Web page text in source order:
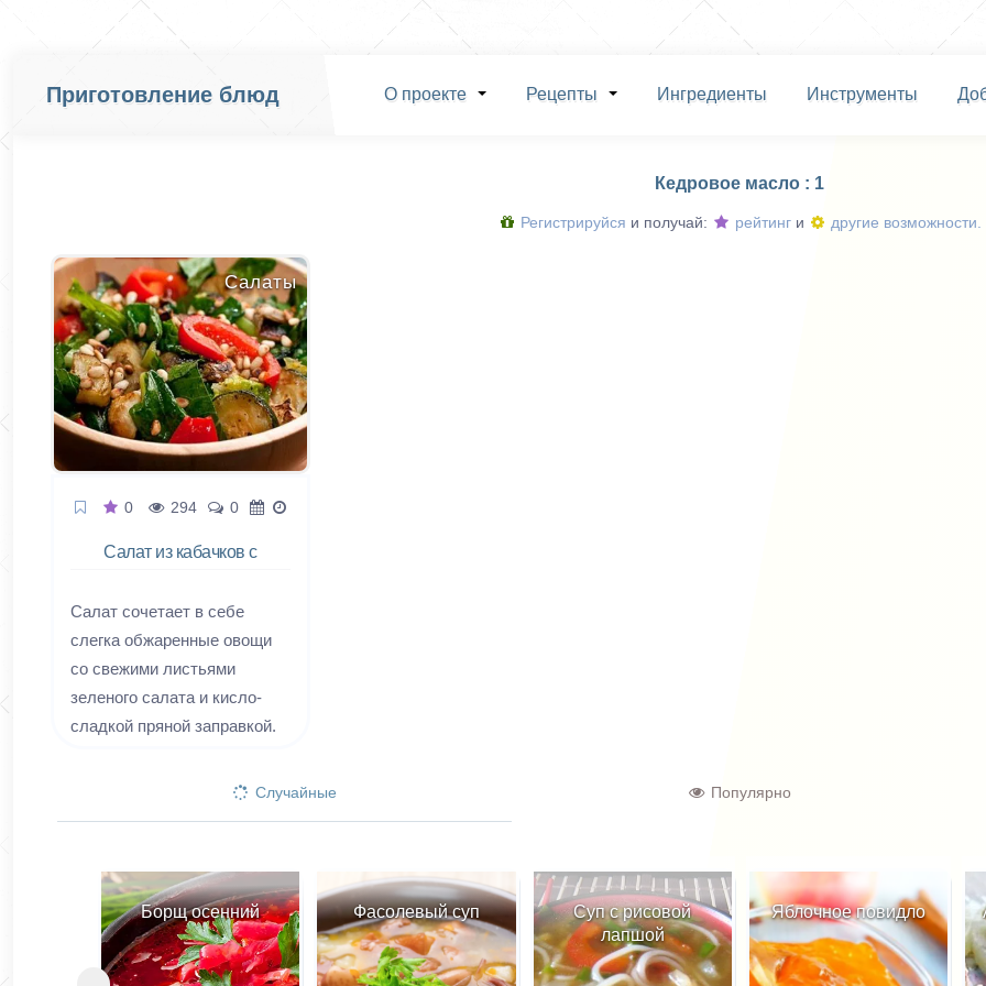
Приготовление блюд О проекте Рецепты Ингредиенты Инструменты
Кедровое масло : 1
Регистрируйся и получай: рейтинги другие возможности.
Салаты
0 294 0
Салат из кабачков с
Cалат сочетает в себе
слегка обжаренные овощи
со свежими листьями
зеленого салата и кисло-
сладкой пряной заправкой.
идеально подходит для
вегетарианцев и
постящихся.
Случайные Популярно
Борщ осенний Фасолевый суп
Суп с рисовой
лапшой
Яблочное повидло